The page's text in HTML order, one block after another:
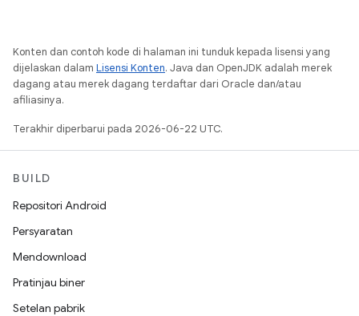
Konten dan contoh kode di halaman ini tunduk kepada lisensi yang
dijelaskan dalam Lisensi Konten. Java dan OpenJDK adalah merek
dagang atau merek dagang terdaftar dari Oracle dan/atau
afiliasinya.
Terakhir diperbarui pada 2026-06-22 UTC.
BUILD
Repositori Android
Persyaratan
Mendownload
Pratinjau biner
Setelan pabrik